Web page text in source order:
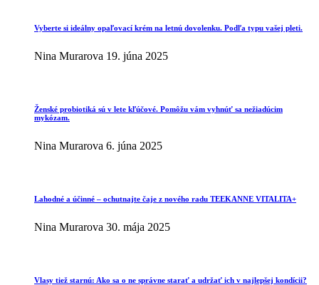
Vyberte si ideálny opaľovací krém na letnú dovolenku. Podľa typu vašej pleti.
Nina Murarova 19. júna 2025
Ženské probiotiká sú v lete kľúčové. Pomôžu vám vyhnúť sa nežiadúcim
mykózam.
Nina Murarova 6. júna 2025
Lahodné a účinné – ochutnajte čaje z nového radu TEEKANNE VITALITA+
Nina Murarova 30. mája 2025
Vlasy tiež starnú: Ako sa o ne správne starať a udržať ich v najlepšej kondícii?